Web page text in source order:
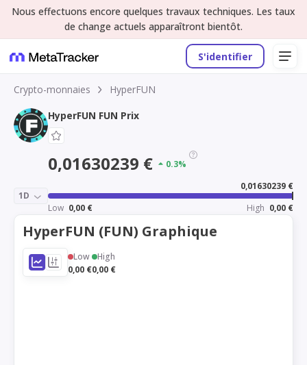
Nous effectuons encore quelques travaux techniques. Les taux
de change actuels apparaîtront bientôt.
S'identifier
Crypto-monnaies
HyperFUN
HyperFUN FUN Prix
0,01630239 € 0.3%
1D
0,01630239 €
Low 0,00 € High 0,00 €
HyperFUN (FUN) Graphique
Low
0,00 €
High
0,00 €